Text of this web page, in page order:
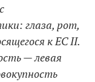
глаза, рот,
к EC II.
— левая